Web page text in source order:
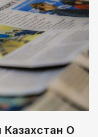
Казахстан О